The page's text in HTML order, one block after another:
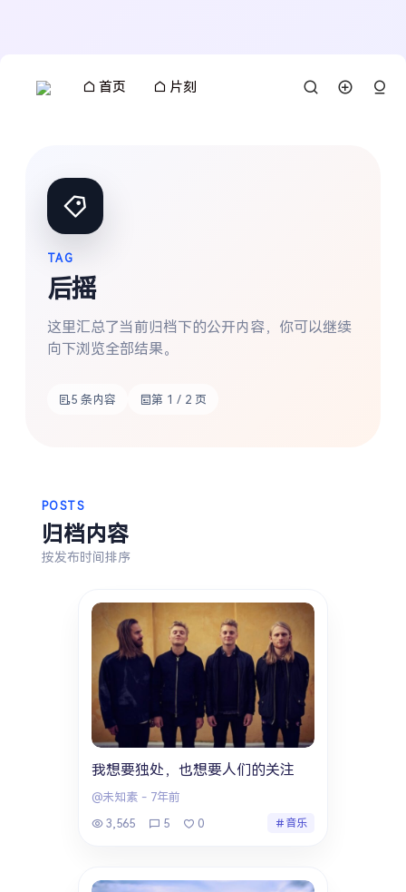
首页 片刻
生活 音乐
摄影
TAG
后摇
这里汇总了当前归档下的公开内容，你可以继续
向下浏览全部结果。
5 条内容 第 1 / 2 页
POSTS
归档内容
按发布时间排序
我想要独处，也想要人们的关注
@未知素 - 7年前
3,565
5 0 音乐